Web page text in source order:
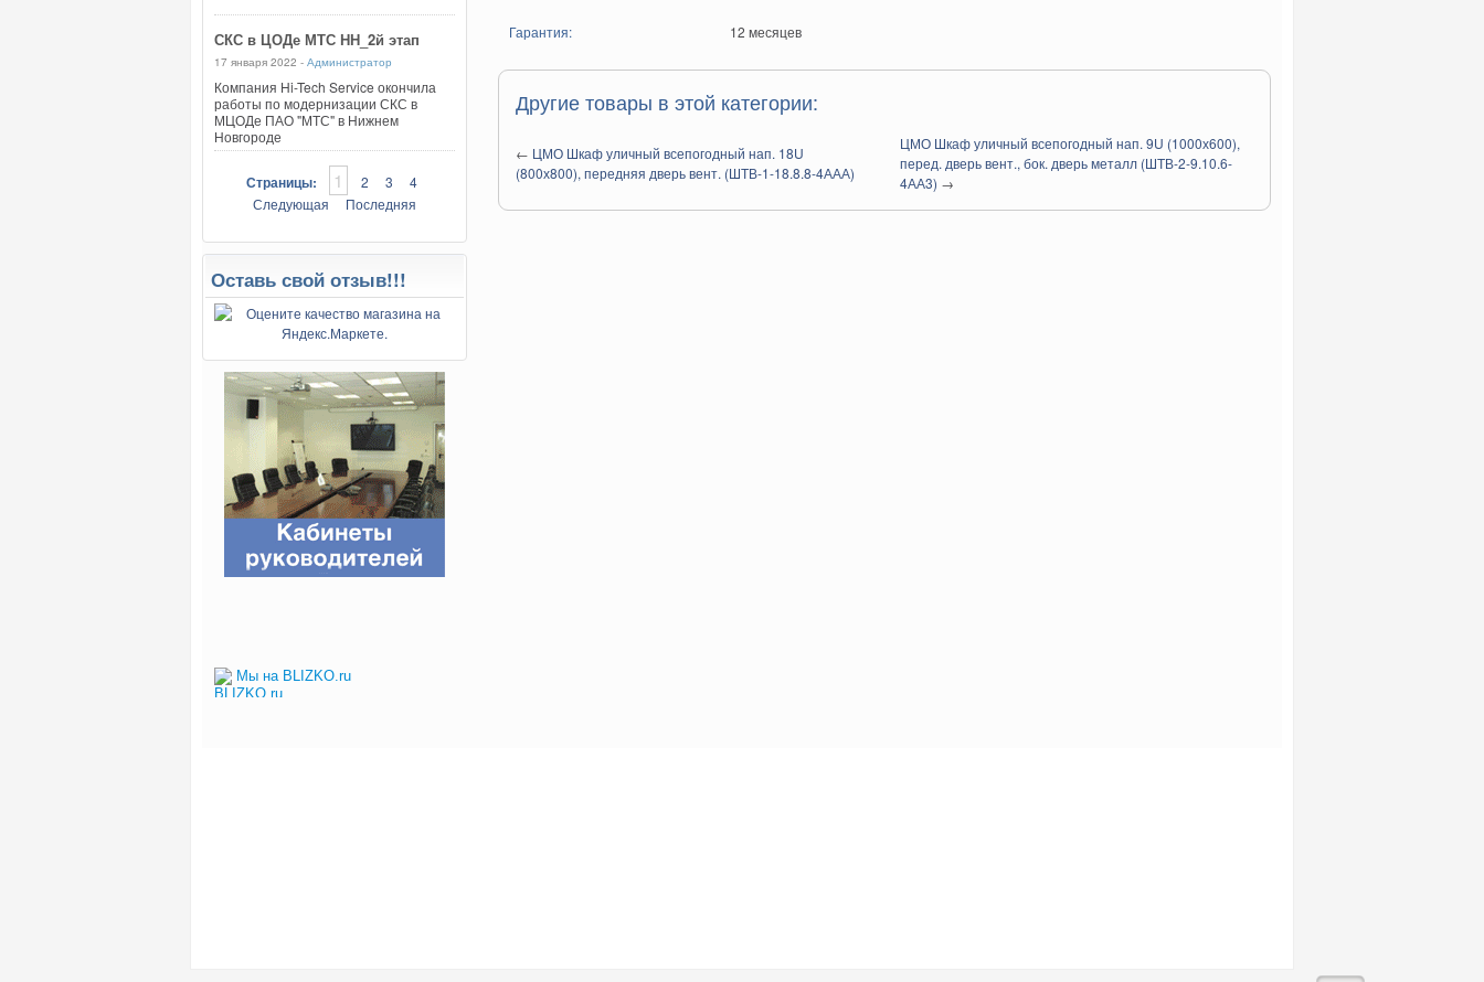
СКС в ЦОДе МТС НН_2й этап
17 января 2022 - Администратор
Компания Hi-Tech Service окончила
работы по модернизации СКС в
МЦОДе ПАО "МТС" в Нижнем
Новгороде
Страницы: 1 2 3
4
Следующая
Последняя
Оставь свой отзыв!!!
Мы на BLIZKO.ru
Гарантия: 12 месяцев
Другие товары в этой категории:
← ЦМО Шкаф уличный всепогодный нап. 18U
(800х800), передняя дверь вент. (ШТВ-1-18.8.8-4ААА)
ЦМО Шкаф уличный всепогодный нап. 9U (1000х600),
перед. дверь вент., бок. дверь металл (ШТВ-2-9.10.6-
4АА3) →